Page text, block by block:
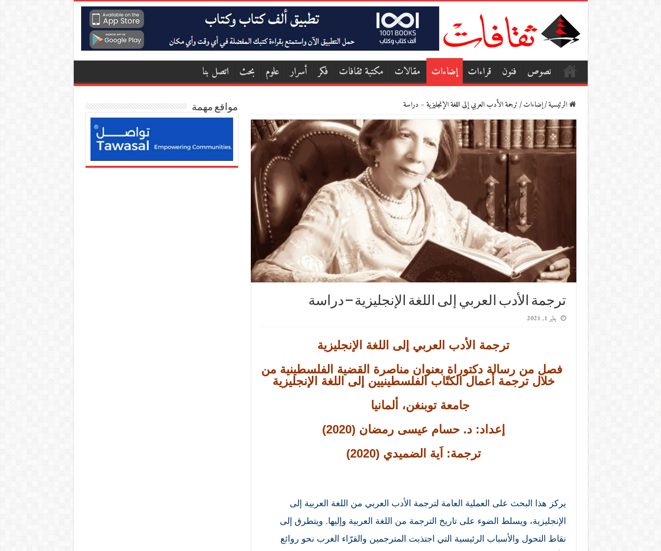
نصوص فنون قراءات إضاءات مقالات مكتبة ثقافات فكر أسرار علوم بحث اتصل بنا
الرئيسية/إضاءات/ترجمة الأدب العربي إلى اللغة الإنجليزية – دراسة
ترجمة الأدب العربي إلى اللغة الإنجليزية – دراسة
يناير 1, 2021
ترجمة الأدب العربي إلى اللغة الإنجليزية
فصل من رسالة دكتوراة بعنوان مناصرة القضية الفلسطينية من
خلال ترجمة أعمال الكتّاب الفلسطينيين إلى اللغة الإنجليزية
جامعة توبنغن، ألمانيا
إعداد: د. حسام عيسى رمضان (2020)
ترجمة: اَية الضميدي (2020)
يركز هذا البحث على العملية العامة لترجمة الأدب العربي من اللغة العربية إلى
الإنجليزية، ويسلط الضوء على تاريخ الترجمة من اللغة العربية وإليها. ويتطرق إلى
نقاط التحول والأسباب الرئيسية التي اجتذبت المترجمين والقرّاء الغرب نحو روائع
مواقع مهمة